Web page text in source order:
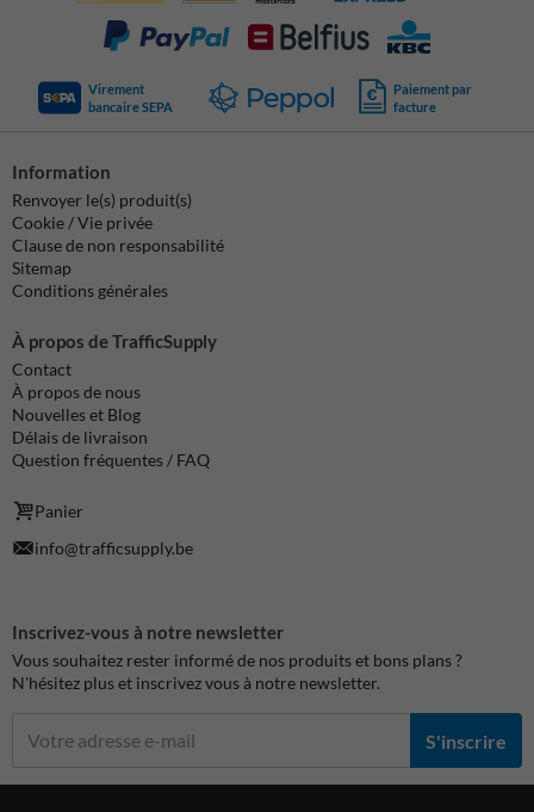
Virement
bancaire SEPA
Paiement par
facture
Information
Renvoyer le(s) produit(s)
Cookie / Vie privée
Clause de non responsabilité
Sitemap
Conditions générales
À propos de TrafficSupply
Contact
À propos de nous
Nouvelles et Blog
Délais de livraison
Question fréquentes / FAQ
Panier
info@trafficsupply.be
Inscrivez-vous à notre newsletter
Vous souhaitez rester informé de nos produits et bons plans ?
N'hésitez plus et inscrivez vous à notre newsletter.
S'inscrire